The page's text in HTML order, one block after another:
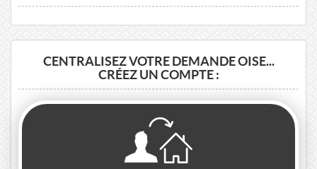
CENTRALISEZ VOTRE DEMANDE OISE...
CRÉEZ UN COMPTE :